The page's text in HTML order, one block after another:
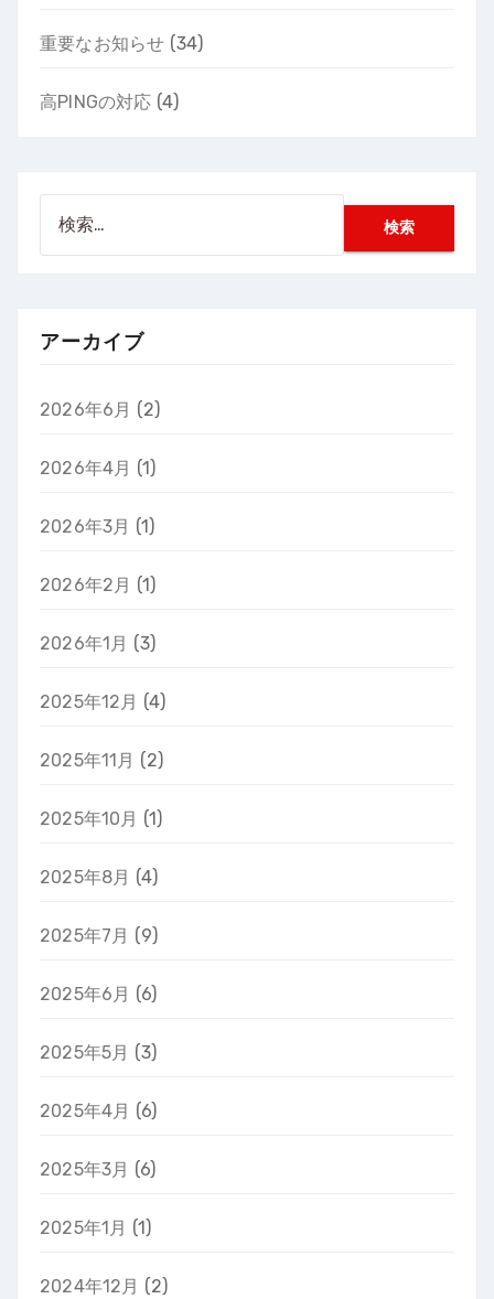
重要なお知らせ (34)
高PINGの対応 (4)
アーカイブ
2026年6月 (2)
2026年4月 (1)
2026年3月 (1)
2026年2月 (1)
2026年1月 (3)
2025年12月 (4)
2025年11月 (2)
2025年10月 (1)
2025年8月 (4)
2025年7月 (9)
2025年6月 (6)
2025年5月 (3)
2025年4月 (6)
2025年3月 (6)
2025年1月 (1)
2024年12月 (2)